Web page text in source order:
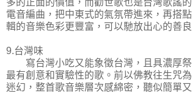
電音編曲，把中東式的氣氛帶進來，再搭
輯的音樂色彩更豐富，可以馳放出心的善良
9.台灣味
寫台灣小吃又能象徵台灣，且具濃厚祭
最有創意和實驗性的歌。前以佛教往生咒
迷幻，整首歌音樂層次感綿密，聽似簡單